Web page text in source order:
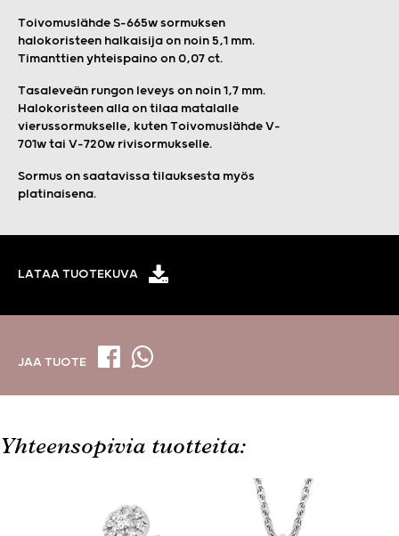
Toivomuslähde S-665w sormuksen
halokoristeen halkaisija on noin 5,1 mm.
Timanttien yhteispaino on 0,07 ct.
Tasaleveän rungon leveys on noin 1,7 mm.
Halokoristeen alla on tilaa matalalle
vierussormukselle, kuten Toivomuslähde V-
701w tai V-720w rivisormukselle.
Sormus on saatavissa tilauksesta myös
platinaisena.
LATAA TUOTEKUVA
JAA TUOTE
Yhteensopivia tuotteita: